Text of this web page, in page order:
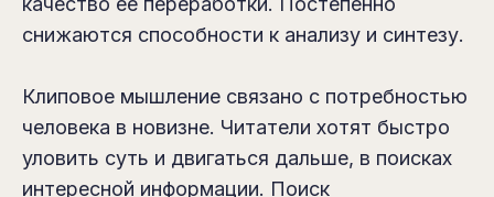
снижаются способности к анализу и синтезу.
Клиповое мышление связано с потребностью
человека в новизне. Читатели хотят быстро
уловить суть и двигаться дальше, в поисках
интересной информации. Поиск